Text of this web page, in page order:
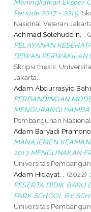
Meningkatkan Ekspor
Periode 2017 - 2019.
Nasional Veteran
Achmad Solehuddin, .
PELAYANAN
DEWAN PERWAKILAN
Skripsi thesis,
Jakarta.
Adam Abdurrasyid
PERBANDINGAN
MENGURANGI
Pembangunan
Adam Baryadi Pramono,
MANAJEMEN
2013 MENGUNAKAN
Universitas
Adam Hidayat, .
(2022)
PESERTA DIDIK BARU
PARK SCHOOL BY
Universitas